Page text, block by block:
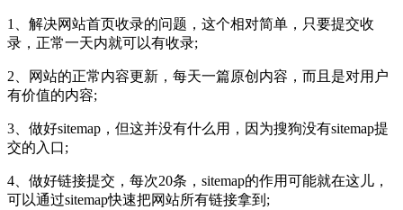
1、解决网站首页收录的问题，这个相对简单，只要提交收
录，正常一天内就可以有收录;
2、网站的正常内容更新，每天一篇原创内容，而且是对用户
有价值的内容;
3、做好sitemap，但这并没有什么用，因为搜狗没有sitemap提
交的入口;
4、做好链接提交，每次20条，sitemap的作用可能就在这儿，
可以通过sitemap快速把网站所有链接拿到;